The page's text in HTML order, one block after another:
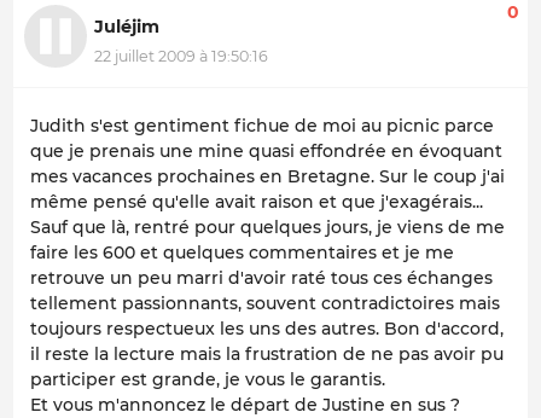
Juléjim
22 juillet 2009 à 19:50:16
0
Judith s'est gentiment fichue de moi au picnic parce
que je prenais une mine quasi effondrée en évoquant
mes vacances prochaines en Bretagne. Sur le coup j'ai
même pensé qu'elle avait raison et que j'exagérais...
Sauf que là, rentré pour quelques jours, je viens de me
faire les 600 et quelques commentaires et je me
retrouve un peu marri d'avoir raté tous ces échanges
tellement passionnants, souvent contradictoires mais
toujours respectueux les uns des autres. Bon d'accord,
il reste la lecture mais la frustration de ne pas avoir pu
participer est grande, je vous le garantis.
Et vous m'annoncez le départ de Justine en sus ?